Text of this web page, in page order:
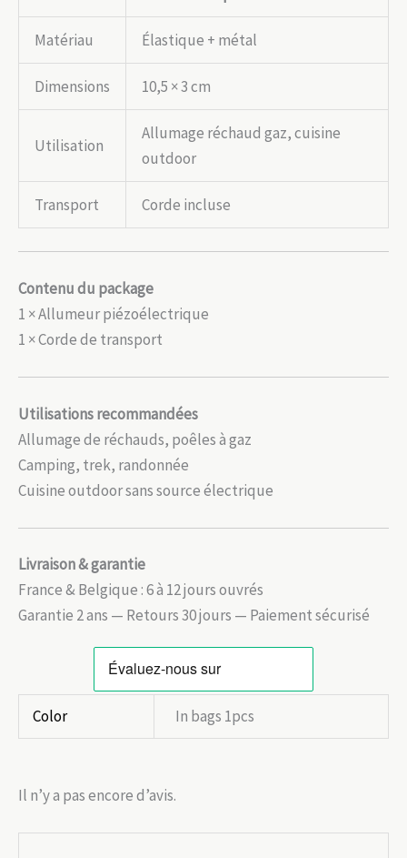
Matériau Élastique + métal
Dimensions 10,5 × 3 cm
Utilisation
Allumage réchaud gaz, cuisine
outdoor
Transport Corde incluse
Contenu du package
1 × Allumeur piézoélectrique
1 × Corde de transport
Utilisations recommandées
Allumage de réchauds, poêles à gaz
Camping, trek, randonnée
Cuisine outdoor sans source électrique
Livraison & garantie
France & Belgique : 6 à 12 jours ouvrés
Garantie 2 ans — Retours 30 jours — Paiement sécurisé
Color In bags 1pcs
Il n’y a pas encore d’avis.